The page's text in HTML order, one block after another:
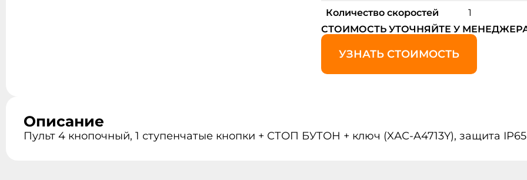
Количество скоростей
1
СТОИМОСТЬ УТОЧНЯЙТЕ У
УЗНАТЬ СТОИМОСТЬ
Описание
Пульт 4 кнопочный, 1 ступенчатые кнопки + СТОП БУТОН + ключ (XАС-A4713Y), защита IP65